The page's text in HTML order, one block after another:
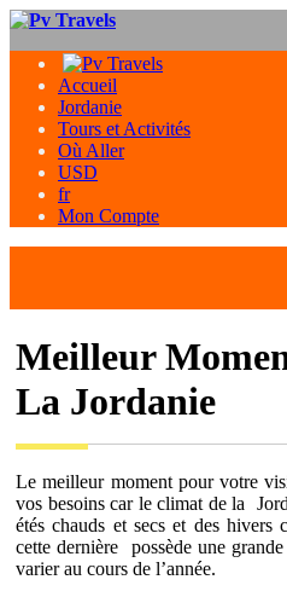
Accueil
Jordanie
Tours et Activités
Où Aller
USD
fr
Mon Compte
Meilleur
La Jordanie
Le meilleur moment pour votre
vos besoins car le climat de la
étés chauds et secs et des hivers
cette dernière possède une
varier au cours de l’année.